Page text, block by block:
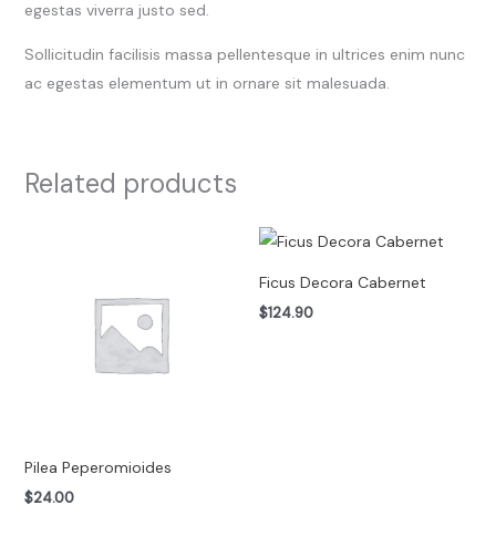
egestas viverra justo sed.
Sollicitudin facilisis massa pellentesque in ultrices enim nunc
ac egestas elementum ut in ornare sit malesuada.
Related products
Pilea Peperomioides
$24.00
Ficus Decora Cabernet
$124.90